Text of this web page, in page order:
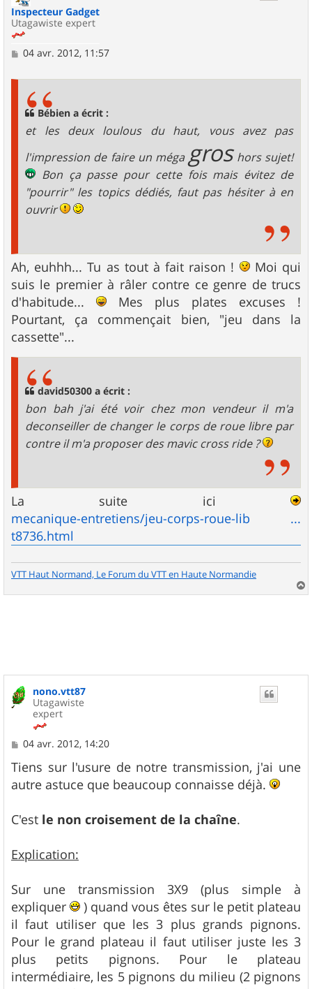
Inspecteur Gadget
Utagawiste expert
M
04 avr. 2012, 11:57
Bébien a écrit :
et les deux loulous du haut, vous avez pas
l'impression de faire un méga gros hors sujet!
Bon ça passe pour cette fois mais évitez de
"pourrir" les topics dédiés, faut pas hésiter à en
ouvrir
Ah, euhhh... Tu as tout à fait raison !
Moi qui
suis le premier à râler contre ce genre de trucs
d'habitude...
Mes plus plates excuses !
Pourtant, ça commençait bien, "jeu dans la
cassette"...
david50300 a écrit :
bon bah j'ai été voir chez mon vendeur il m'a
deconseiller de changer le corps de roue libre par
contre il m'a proposer des mavic cross ride ?
La suite ici
mecanique-entretiens/jeu-corps-roue-lib ...
t8736.html
VTT Haut Normand, Le Forum du VTT en Haute Normandie
a
nono.vtt87
Utagawiste
expert
M
s
s
a
04 avr. 2012, 14:20
Tiens sur l'usure de notre transmission, j'ai une
autre astuce que beaucoup connaisse déjà.
C'est le non croisement de la chaîne.
Explication:
Sur une transmission 3X9 (plus simple à
expliquer
) quand vous êtes sur le petit plateau
il faut utiliser que les 3 plus grands pignons.
Pour le grand plateau il faut utiliser juste les 3
plus petits pignons. Pour le plateau
intermédiaire, les 5 pignons du milieu (2 pignons